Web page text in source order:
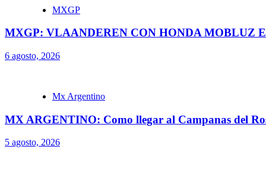
MXGP
MXGP: VLAANDEREN CON HONDA MOBLUZ
6 agosto, 2026
Mx Argentino
MX ARGENTINO: Como llegar al Campanas del
5 agosto, 2026